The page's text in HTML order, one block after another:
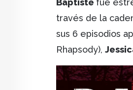
Baptiste fue
través de la
sus 6 episodios
Rhapsody),